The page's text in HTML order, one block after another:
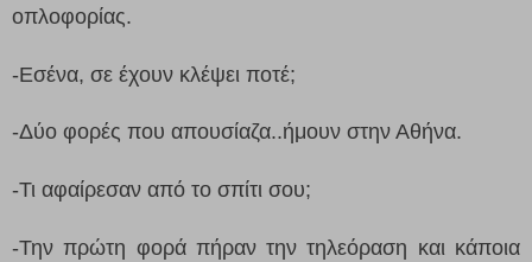
οπλοφορίας.
-Εσένα, σε έχουν κλέψει ποτέ;
-Δύο φορές που απουσίαζα..ήμουν στην Αθήνα.
-Τι αφαίρεσαν από το σπίτι σου;
-Την πρώτη φορά πήραν την τηλεόραση και κάποια